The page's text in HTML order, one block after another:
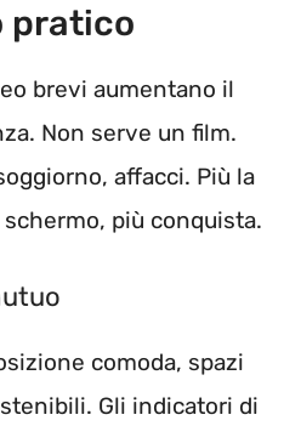
pratico
brevi aumentano il
Non serve un film.
affacci. Più la
schermo, più conquista.
comoda, spazi
Gli indicatori di